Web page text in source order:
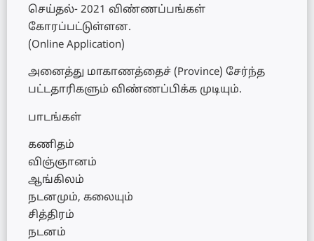
செய்தல்- 2021 விண்ணப்பங்கள்
கோரப்பட்டுள்ளன.
(Online Application)
அனைத்து மாகாணத்தைச் (Province) சேர்ந்த
பட்டதாரிகளும் விண்ணப்பிக்க முடியும்.
பாடங்கள்
கணிதம்
விஞ்ஞானம்
ஆங்கிலம்
நடனமும், கலையும்
சித்திரம்
நடனம்